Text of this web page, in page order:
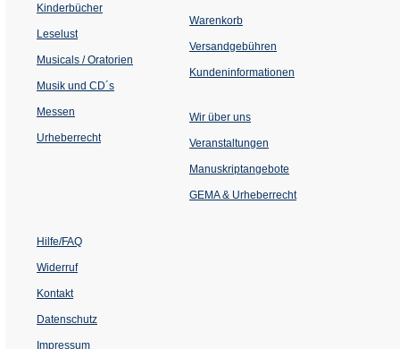
Kinderbücher
Leselust
Musicals / Oratorien
Musik und CD´s
Messen
Urheberrecht
Warenkorb
Versandgebühren
Kundeninformationen
Wir über uns
Veranstaltungen
einem
Tab)
Manuskriptangebote
GEMA & Urheberrecht
Hilfe/FAQ
Widerruf
Kontakt
Datenschutz
Impressum